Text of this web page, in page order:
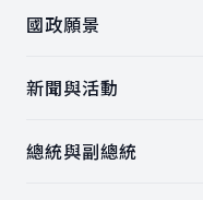
國政願景
新聞與活動
總統與副總統